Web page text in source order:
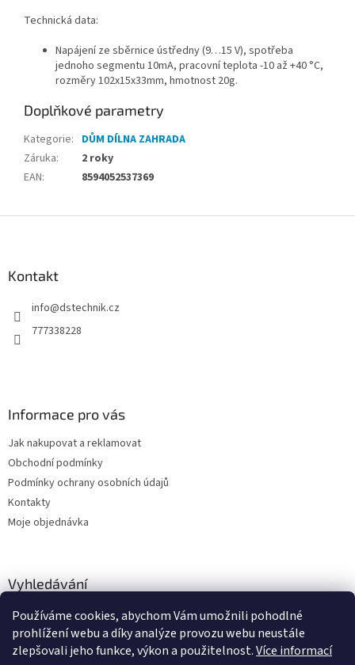
Používáme cookies, abychom Vám umožnili pohodlné
prohlížení webu a díky analýze provozu webu neustále
zlepšovali jeho funkce, výkon a použitelnost.Více informací
Technická data:
Napájení ze sběrnice ústředny (9…15 V), spotřeba
jednoho segmentu 10mA, pracovní teplota -10 až +40 °C,
rozměry 102x15x33mm, hmotnost 20g.
Doplňkové parametry
Kategorie: DŮM DÍLNA ZAHRADA
Záruka:
2 roky
EAN: 8594052537369
Kontakt
info@dstechnik.cz
777338228
Informace pro vás
Jak nakupovat a reklamovat
Obchodní podmínky
Podmínky ochrany osobních údajů
Kontakty
Moje objednávka
Vyhledávání
HLEDAT